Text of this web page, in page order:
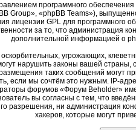
программного
Group», «phpBB Teams»),
лицензии GPL для программного
за то, что администрация
дополнительной информацией о
угрожающих,
нарушить законы вашей страны,
таких сообщений могут
если мы сочтём это нужным. IP-
форумов «Форум Beholder»
вы согласны с тем, что
разрешения, ни администрация
хакеров, которые могут